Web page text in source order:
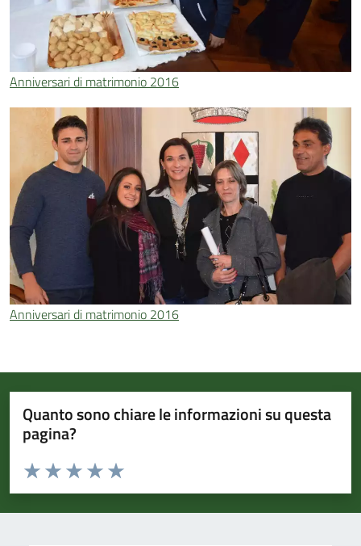
Anniversari di matrimonio 2016
Anniversari di matrimonio 2016
Quanto sono chiare le informazioni su questa
pagina?
Valuta da 1 a 5 stelle la pagina
Valuta 5 stelle su 5
Valuta 4 stelle su 5
Valuta 3 stelle su 5
Valuta 2 stelle su 5
Valuta 1 stelle su 5